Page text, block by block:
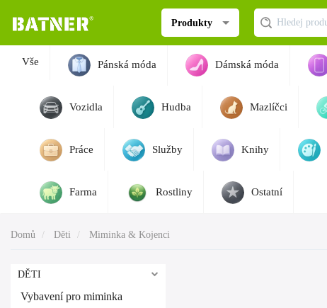
Produkty
Vše Pánská móda Dámská móda
Vozidla Hudba Mazlíčci
Práce Služby Knihy
Farma Rostliny Ostatní
Domů Děti Miminka & Kojenci
DĚTI
Vybavení pro miminka